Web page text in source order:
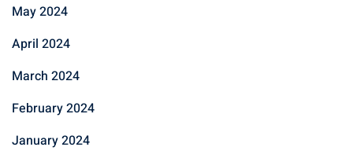
May 2024
April 2024
March 2024
February 2024
January 2024